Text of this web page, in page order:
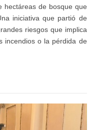
hectáreas de bosque que
iniciativa que partió de
riesgos que implica
incendios o la pérdida de